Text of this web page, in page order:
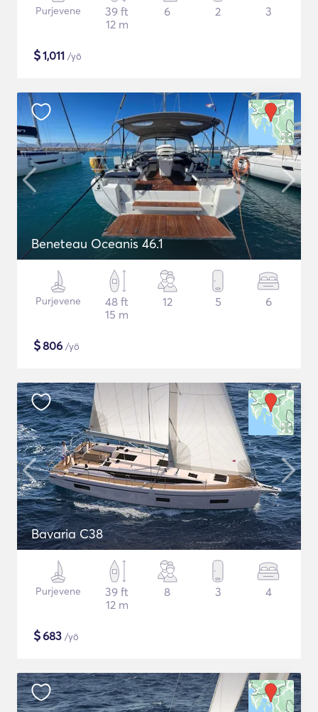
Purjevene
39 ft
12 m
6 2 3
$1,011 /yö
Beneteau Oceanis 46.1
Purjevene
48 ft
15 m
12 5 6
$806 /yö
Bavaria C38
Purjevene
39 ft
12 m
8 3 4
$683 /yö